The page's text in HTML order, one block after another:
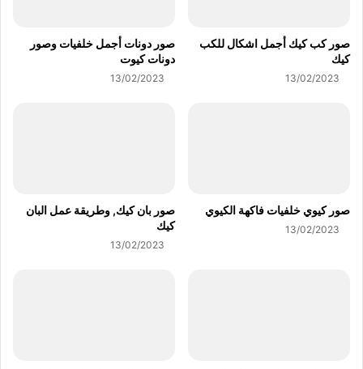
صور كب كيك أجمل اشكال للكب
كيك
13/02/2023
صور دونات أجمل خلفيات وصور
دونات كيوت
13/02/2023
صور كيوي خلفيات فاكهة الكيوي
13/02/2023
صور بان كيك, وطريقة عمل البان
كيك
13/02/2023